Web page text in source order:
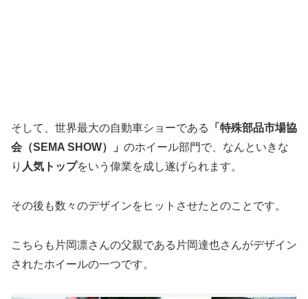
そして、世界最大の自動車ショーである
「特殊部品市場協
会（SEMA SHOW）」 のホイール部門で、なんといきな
り 人気トップをいう偉業を成し遂げられます。
その後も数々のデザインをヒットさせたとのことです。
こちらも片岡凛さんの父親である片岡達也さんがデザイン
されたホイールの一つです。